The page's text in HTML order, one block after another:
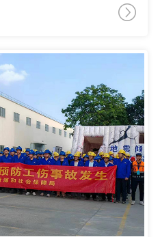
度及對環境保護方面的意見和